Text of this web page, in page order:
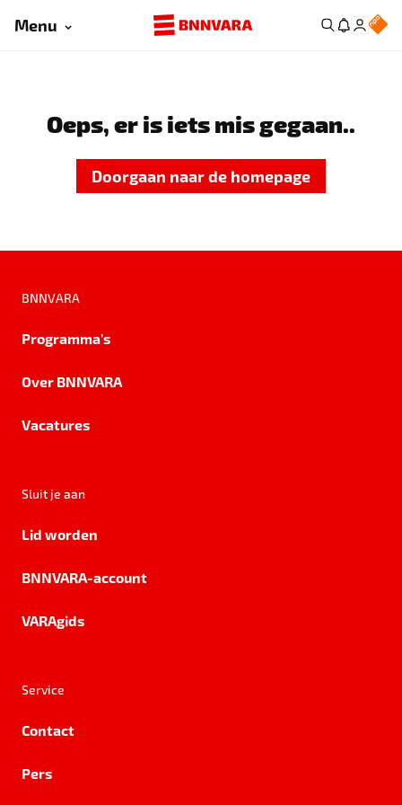
Menu
Oeps, er is iets mis gegaan..
Doorgaan naar de homepage
BNNVARA
Programma's
Over BNNVARA
Vacatures
Sluit je aan
Lid worden
BNNVARA-account
VARAgids
Service
Contact
Pers